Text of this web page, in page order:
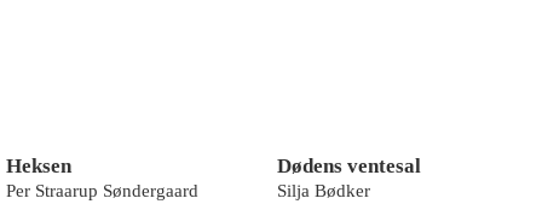
Heksen
Per Straarup Søndergaard
Dødens ventesal
Silja Bødker